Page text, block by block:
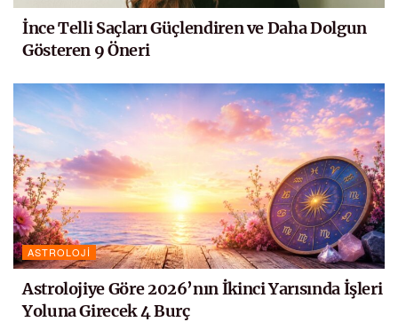
İnce Telli Saçları Güçlendiren ve Daha Dolgun
Gösteren 9 Öneri
ASTROLOJI
Astrolojiye Göre 2026’nın İkinci Yarısında İşleri
Yoluna Girecek 4 Burç